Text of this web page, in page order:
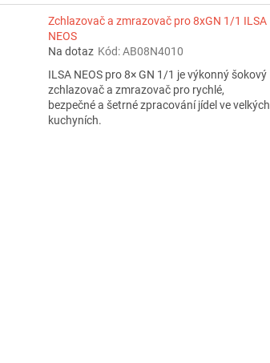
Zchlazovač a zmrazovač pro 8xGN 1/1 ILSA
NEOS
Na dotaz Kód:AB08N4010
ILSA NEOS pro 8× GN 1/1 je výkonný šokový
zchlazovač a zmrazovač pro rychlé,
bezpečné a šetrné zpracování jídel ve velkých
kuchyních.